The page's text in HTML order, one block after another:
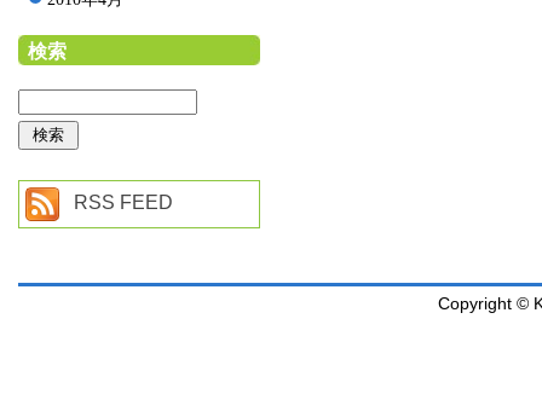
検索
RSS FEED
Copyright ©